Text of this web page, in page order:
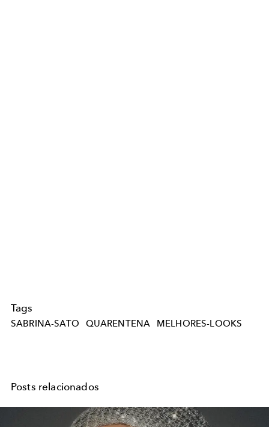
Tags
SABRINA-SATO QUARENTENA MELHORES-LOOKS
Posts relacionados